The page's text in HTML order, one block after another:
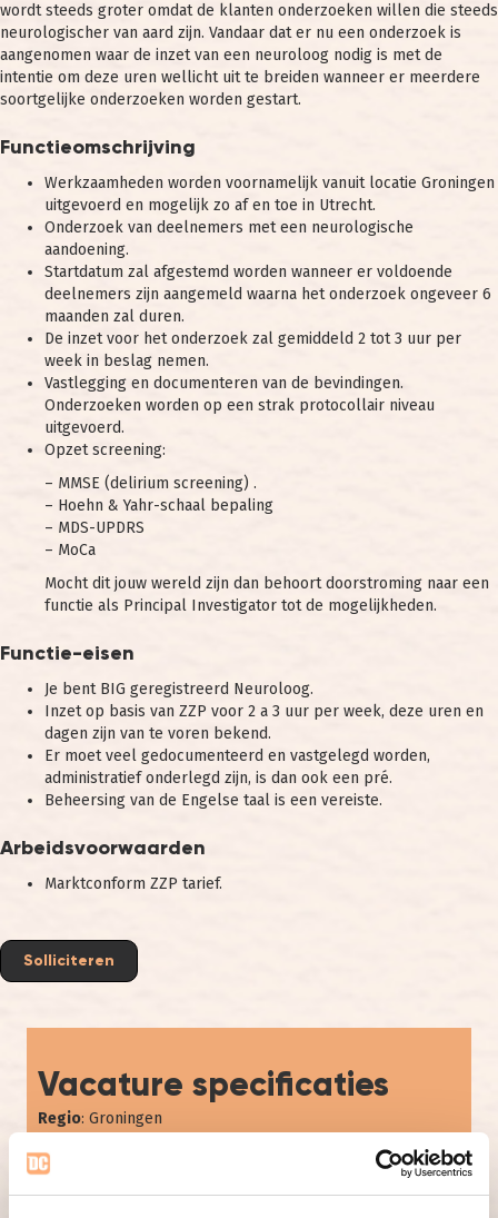
wordt steeds groter omdat de klanten onderzoeken willen die steeds
neurologischer van aard zijn. Vandaar dat er nu een onderzoek is
aangenomen waar de inzet van een neuroloog nodig is met de
intentie om deze uren wellicht uit te breiden wanneer er meerdere
soortgelijke onderzoeken worden gestart.
Functieomschrijving
Werkzaamheden worden voornamelijk vanuit locatie Groningen
uitgevoerd en mogelijk zo af en toe in Utrecht.
Onderzoek van deelnemers met een neurologische
aandoening.
Startdatum zal afgestemd worden wanneer er voldoende
deelnemers zijn aangemeld waarna het onderzoek ongeveer 6
maanden zal duren.
De inzet voor het onderzoek zal gemiddeld 2 tot 3 uur per
week in beslag nemen.
Vastlegging en documenteren van de bevindingen.
Onderzoeken worden op een strak protocollair niveau
uitgevoerd.
Opzet screening:
– MMSE (delirium screening) .
– Hoehn & Yahr-schaal bepaling
– MDS-UPDRS
– MoCa
Mocht dit jouw wereld zijn dan behoort doorstroming naar een
functie als Principal Investigator tot de mogelijkheden.
Functie-eisen
Je bent BIG geregistreerd Neuroloog.
Inzet op basis van ZZP voor 2 a 3 uur per week, deze uren en
dagen zijn van te voren bekend.
Er moet veel gedocumenteerd en vastgelegd worden,
administratief onderlegd zijn, is dan ook een pré.
Beheersing van de Engelse taal is een vereiste.
Arbeidsvoorwaarden
Marktconform ZZP tarief.
Solliciteren
Vacature specificaties
Regio: Groningen
Aantal uur: